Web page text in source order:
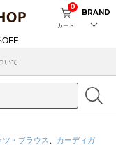
カート
0
BRAND
いて
ツ・ブラウス
カーディガ